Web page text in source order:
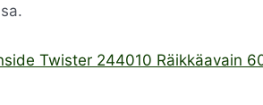
Twister 244010 Räikkäavain